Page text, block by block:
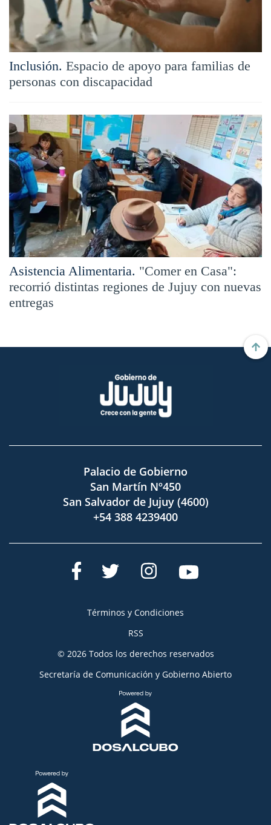
Inclusión. Espacio de apoyo para familias de
personas con discapacidad
Asistencia Alimentaria. "Comer en Casa":
recorrió distintas regiones de Jujuy con nuevas
entregas
Palacio de Gobierno
San Martín Nº450
San Salvador de Jujuy (4600)
+54 388 4239400
Términos y Condiciones
RSS
© 2026 Todos los derechos reservados
Secretaría de Comunicación y Gobierno Abierto